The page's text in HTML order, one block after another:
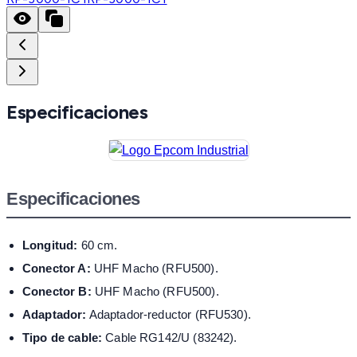
Especificaciones
Especificaciones
Longitud: 60 cm.
Conector A: UHF Macho (RFU500).
Conector B: UHF Macho (RFU500).
Adaptador: Adaptador-reductor (RFU530).
Tipo de cable: Cable RG142/U (83242).